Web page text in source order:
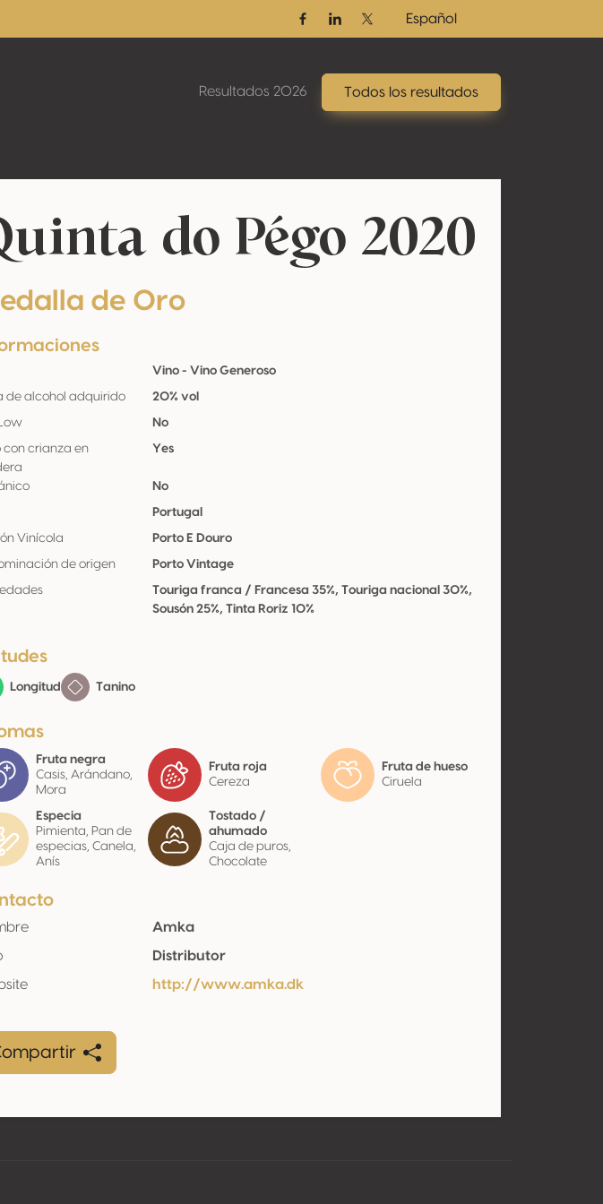
FacebookLinkedinTwitter / X
Español
Resultados 2026 Todos los resultados
do Pégo 2020
de Oro
Vino - Vino Generoso
de alcohol adquirido 20% vol
No
con crianza en
Yes
No
Portugal
Vinícola Porto E Douro
de origen Porto Vintage
Touriga franca / Francesa 35%, Touriga nacional 30%,
Sousón 25%, Tinta Roriz 10%
Longitud Tanino
Fruta negra
Casis, Arándano,
Mora
Fruta roja
Cereza
Fruta de hueso
Ciruela
Especia
Pimienta, Pan de
especias, Canela,
Anís
Tostado /
ahumado
Caja de puros,
Chocolate
Amka
Distributor
http://www.amka.dk